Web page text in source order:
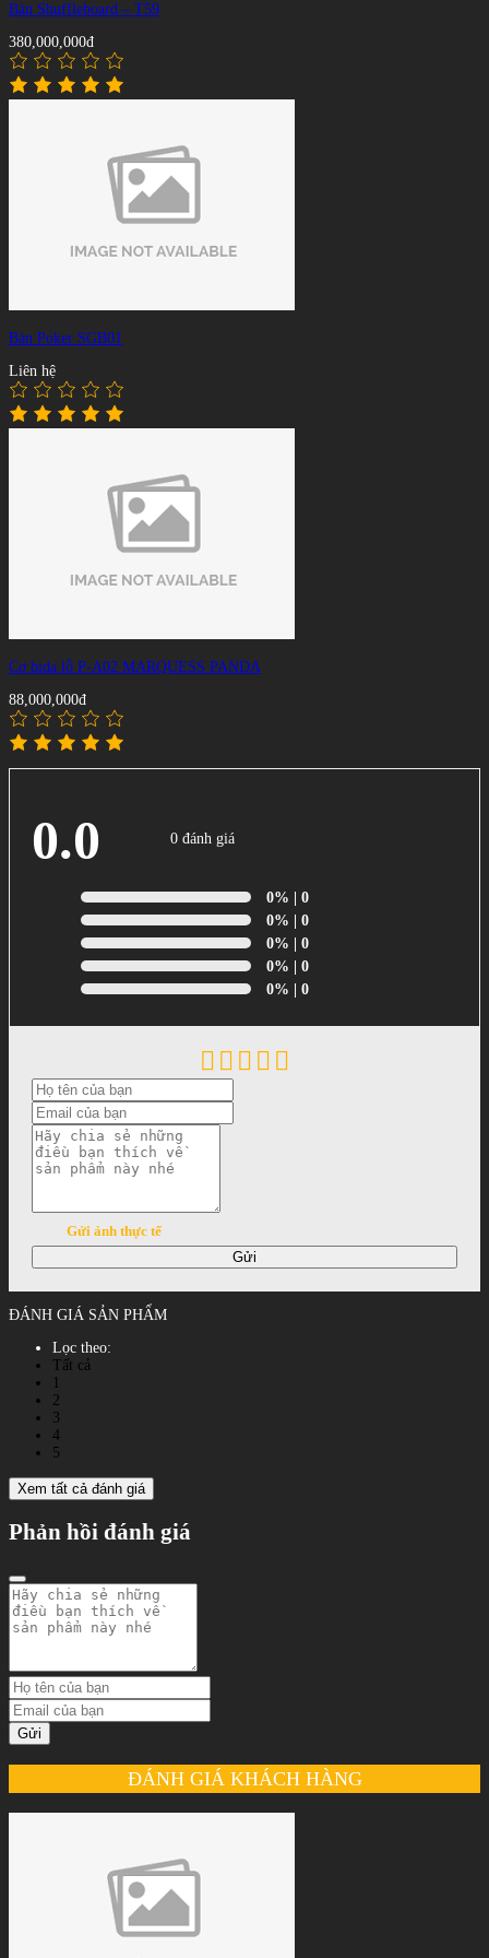
Bàn Shuffleboard – T59
380,000,000đ
Bàn Poker SGB01
Liên hệ
Cơ bida lỗ P-A02 MARQUESS PANDA
88,000,000đ
0.0 0 đánh giá
0% | 0
0% | 0
0% | 0
0% | 0
0% | 0
Gửi ảnh thực tế
Gửi
ĐÁNH GIÁ SẢN PHẨM
Lọc theo:
Tất cả
2
3
4
5
Xem tất cả đánh giá
Phản hồi đánh giá
Gửi
ĐÁNH GIÁ KHÁCH HÀNG